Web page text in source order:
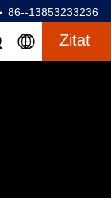
86--13853233236
Zitat